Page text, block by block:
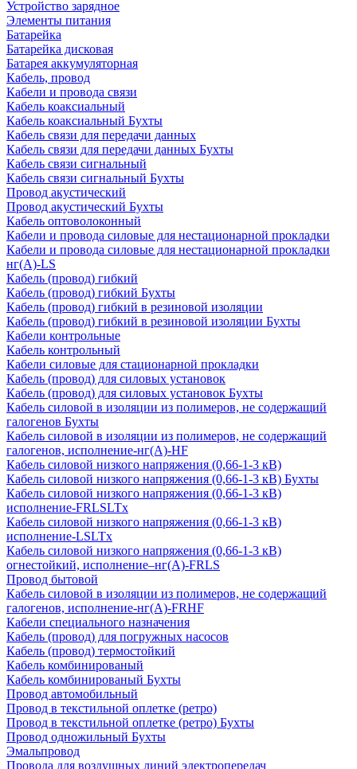
Устройство зарядное
Элементы питания
Батарейка
Батарейка дисковая
Батарея аккумуляторная
Кабель, провод
Кабели и провода связи
Кабель коаксиальный
Кабель коаксиальный Бухты
Кабель связи для передачи данных
Кабель связи для передачи данных Бухты
Кабель связи сигнальный
Кабель связи сигнальный Бухты
Провод акустический
Провод акустический Бухты
Кабель оптоволоконный
Кабели и провода силовые для нестационарной прокладки
Кабели и провода силовые для нестационарной прокладки
нг(А)-LS
Кабель (провод) гибкий
Кабель (провод) гибкий Бухты
Кабель (провод) гибкий в резиновой изоляции
Кабель (провод) гибкий в резиновой изоляции Бухты
Кабели контрольные
Кабель контрольный
Кабели силовые для стационарной прокладки
Кабель (провод) для силовых установок
Кабель (провод) для силовых установок Бухты
Кабель силовой в изоляции из полимеров, не содержащий
галогенов Бухты
Кабель силовой в изоляции из полимеров, не содержащий
галогенов, исполнение-нг(А)-HF
Кабель силовой низкого напряжения (0,66-1-3 кВ)
Кабель силовой низкого напряжения (0,66-1-3 кВ) Бухты
Кабель силовой низкого напряжения (0,66-1-3 кВ)
исполнение-FRLSLTx
Кабель силовой низкого напряжения (0,66-1-3 кВ)
исполнение-LSLTx
Кабель силовой низкого напряжения (0,66-1-3 кВ)
огнестойкий, исполнение–нг(А)-FRLS
Провод бытовой
Кабель силовой в изоляции из полимеров, не содержащий
галогенов, исполнение-нг(А)-FRHF
Кабели специального назначения
Кабель (провод) для погружных насосов
Кабель (провод) термостойкий
Кабель комбинированый
Кабель комбинированый Бухты
Провод автомобильный
Провод в текстильной оплетке (ретро)
Провод в текстильной оплетке (ретро) Бухты
Провод одножильный Бухты
Эмальпровод
Провода для воздушных линий электропередач